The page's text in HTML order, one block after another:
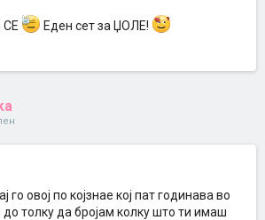
Еден сет за ЏОЛЕ!
го овој по којзнае кој пат годинава во
толку да бројам колку што ти имаш